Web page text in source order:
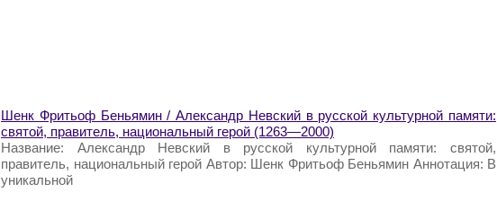
Шенк Фритьоф Беньямин / Александр Невский в русской культурной памяти:
святой, правитель, национальный герой (1263—2000)
Название: Александр Невский в русской культурной памяти: святой,
правитель, национальный герой Автор: Шенк Фритьоф Беньямин Аннотация: В
уникальной